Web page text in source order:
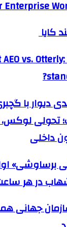
Enterprise
کایا
vs.
دیوار با
تحولی
داخلی
جهانی